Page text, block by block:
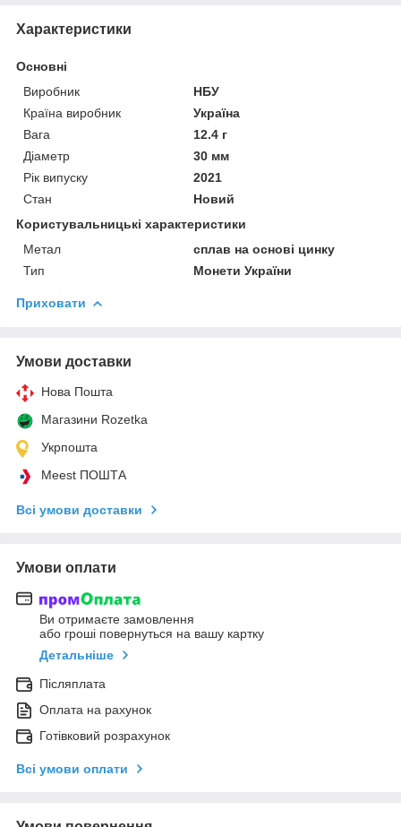
Характеристики
Основні
Виробник
НБУ
Країна виробник
Україна
Вага
12.4 г
Діаметр
30 мм
Рік випуску
2021
Стан
Новий
Користувальницькі характеристики
Метал
сплав на основі цинку
Тип
Монети України
Приховати
Умови доставки
Нова Пошта
Магазини Rozetka
Укрпошта
Meest ПОШТА
Всі умови доставки
Умови оплати
Ви отримаєте замовлення
або гроші повернуться на вашу картку
Детальніше
Післяплата
Оплата на рахунок
Готівковий розрахунок
Всі умови оплати